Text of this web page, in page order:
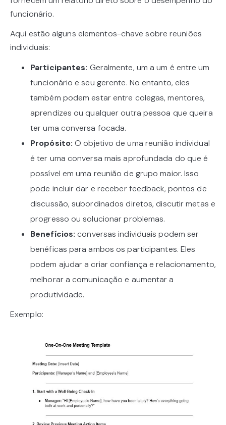
funcionário.
Aqui estão alguns elementos-chave sobre reuniões
individuais:
Participantes: Geralmente, um a um é entre um
funcionário e seu gerente. No entanto, eles
também podem estar entre colegas, mentores,
aprendizes ou qualquer outra pessoa que queira
ter uma conversa focada.
Propósito: O objetivo de uma reunião individual
é ter uma conversa mais aprofundada do que é
possível em uma reunião de grupo maior. Isso
pode incluir dar e receber feedback, pontos de
discussão, subordinados diretos, discutir metas e
progresso ou solucionar problemas.
Benefícios: conversas individuais podem ser
benéficas para ambos os participantes. Eles
podem ajudar a criar confiança e relacionamento,
melhorar a comunicação e aumentar a
produtividade.
Exemplo: